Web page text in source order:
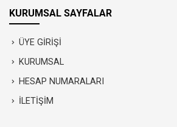
KURUMSAL SAYFALAR
ÜYE GİRİŞİ
KURUMSAL
HESAP NUMARALARI
İLETİŞİM